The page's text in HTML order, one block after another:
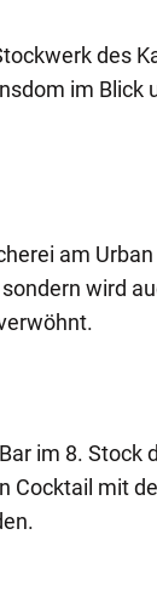
des
im Blick
am
wird
im 8. Stock
Cocktail mit